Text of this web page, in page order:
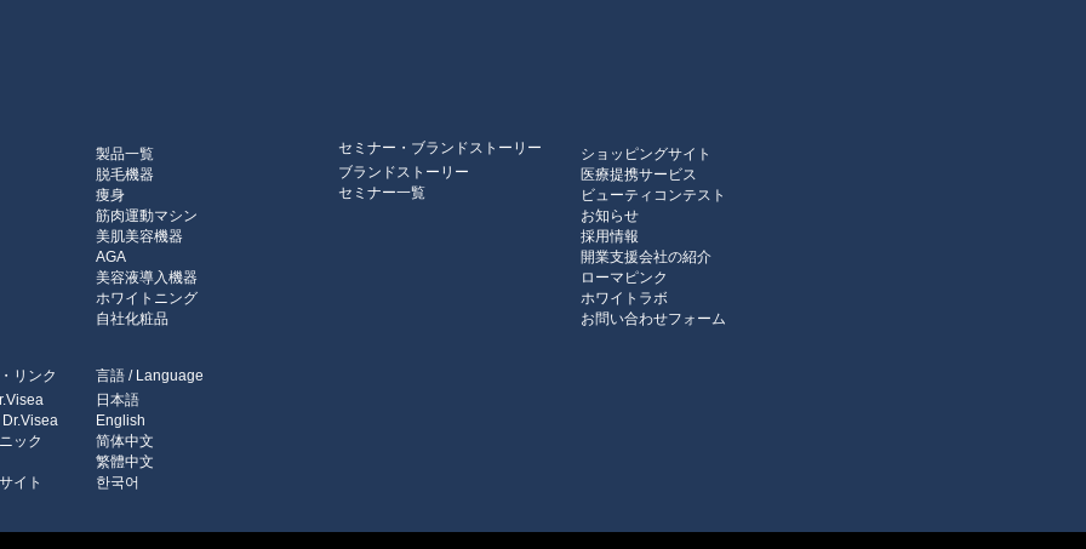
製品一覧
脱毛機器
痩身
筋肉運動マシン
美肌美容機器
AGA
美容液導入機器
ホワイトニング
自社化粧品
セミナー・ブランドストーリー
ブランドストーリー
セミナー一覧
ショッピングサイト
医療提携サービス
ビューティコンテスト
お知らせ
採用情報
開業支援会社の紹介
ローマピンク
ホワイトラボ
お問い合わせフォーム
リンク
ック
イト
言語 / Language
日本語
English
简体中文
繁體中文
한국어